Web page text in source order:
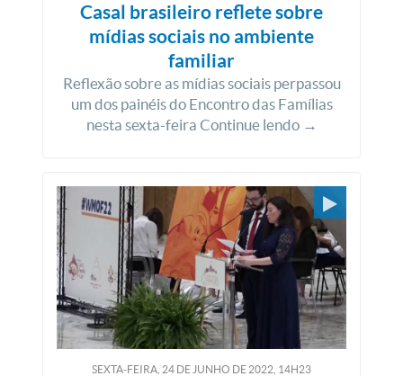
Casal brasileiro reflete sobre
mídias sociais no ambiente
familiar
Reflexão sobre as mídias sociais perpassou
um dos painéis do Encontro das Famílias
nesta sexta-feira Continue lendo →
SEXTA-FEIRA, 24 DE JUNHO DE 2022, 14H23